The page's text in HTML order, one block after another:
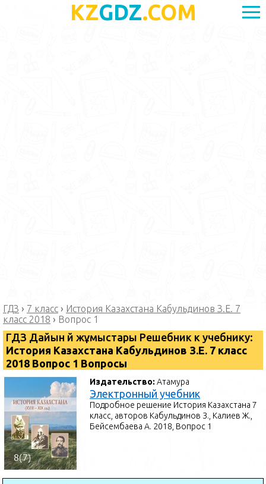
KZGDZ.COM
ГДЗ › 7 класс › История Казахстана Кабульдинов З.Е. 7
класс 2018 › Вопрос 1
ГДЗ Дайын үй жұмыстары Решебник к учебнику:
История Казахстана Кабульдинов З.Е. 7 класс
2018 Вопрос 1 Вопросы
Издательство:Атамура
Электронный учебник
Подробное решение История Казахстана 7
класс, авторов Кабульдинов З., Калиев Ж.,
Бейсембаева А. 2018, Вопрос 1